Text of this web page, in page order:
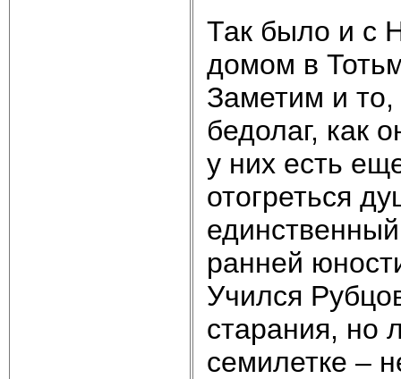
Так было и с
домом в
Заметим и то,
бедолаг, как
у них есть
отогреться
ранней
Учился
старания, но
семилетке –